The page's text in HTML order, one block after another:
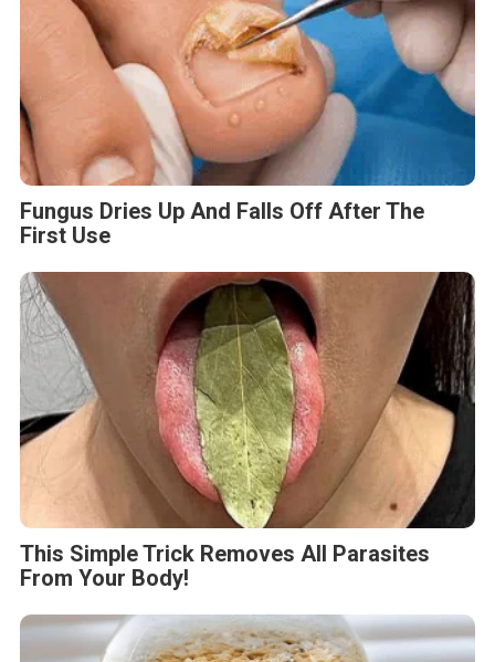
Fungus Dries Up And Falls Off After The
First Use
This Simple Trick Removes All Parasites
From Your Body!